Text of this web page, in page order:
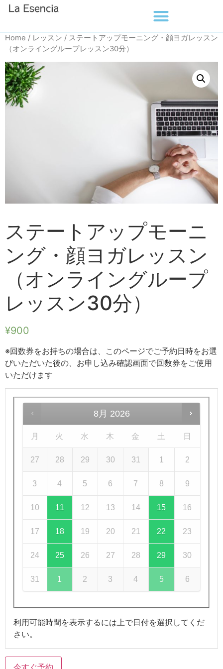
Home / レッスン / ステートアップモーニング・顔ヨガレッスン
（オンライングループレッスン30分）
ステートアップモーニ
ング・顔ヨガレッスン
（オンライングループ
レッスン30分）
¥900
※回数券をお持ちの場合は、このページでご予約日時をお選
びいただいた後の、お申し込み確認画面で回数券をご使用
いただけます
8月 2026
月 火 水 木 金 土 日
27 28 29 30 31 1 2
3 4 5 6 7 8 9
10 11 12 13 14 15 16
17 18 19 20 21 22 23
24 25 26 27 28 29 30
31 1 2 3 4 5 6
利用可能時間を表示するには上で日付を選択してくだ
さい。
今すぐ予約